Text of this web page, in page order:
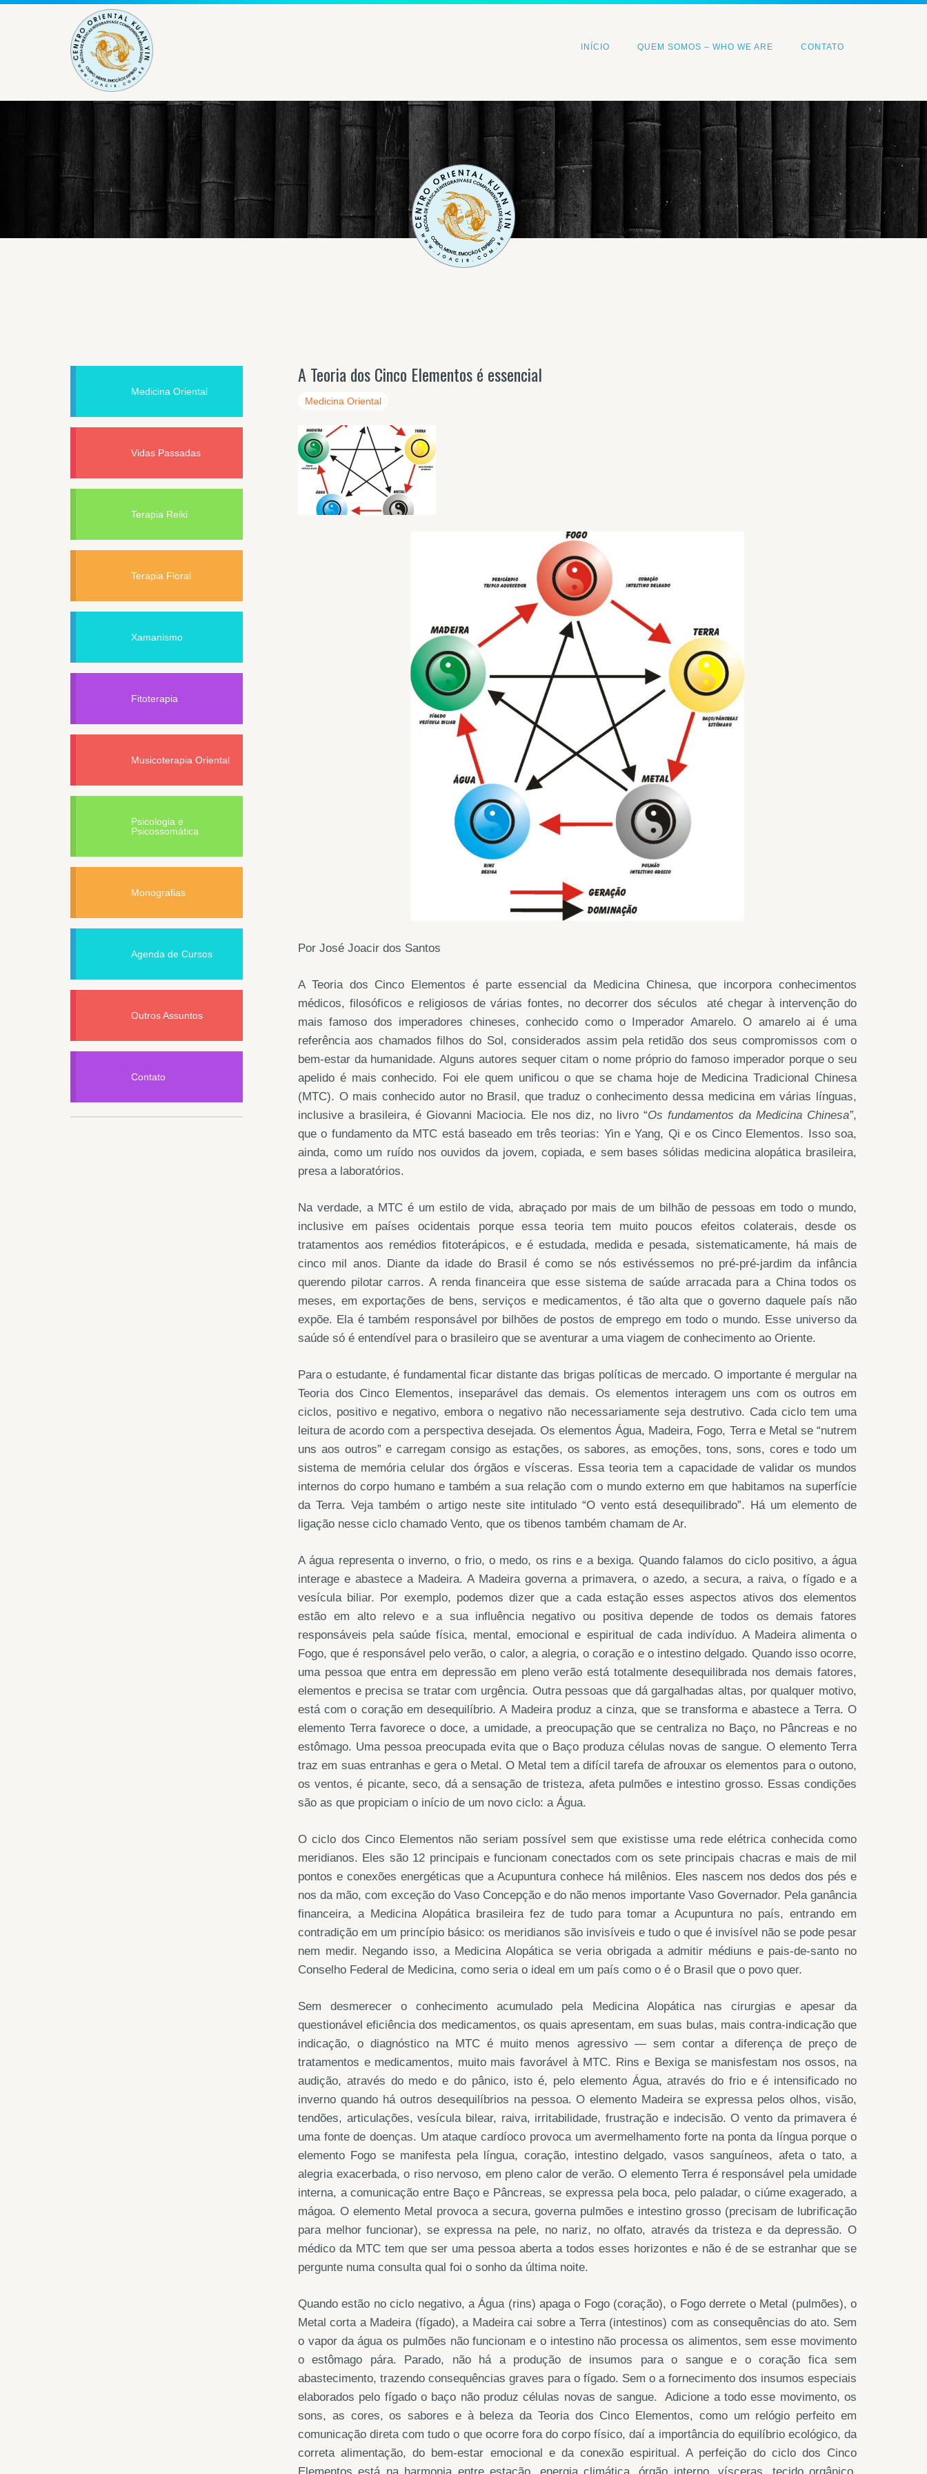
INÍCIO QUEM SOMOS – WHO WE ARE CONTATO
<
A Teoria dos Cinco Elementos é essencial
Medicina Oriental
Por José Joacir dos Santos
A Teoria dos Cinco Elementos é parte essencial da Medicina Chinesa, que incorpora conhecimentos
médicos, filosóficos e religiosos de várias fontes, no decorrer dos séculos até chegar à intervenção do
mais famoso dos imperadores chineses, conhecido como o Imperador Amarelo. O amarelo ai é uma
referência aos chamados filhos do Sol, considerados assim pela retidão dos seus compromissos com o
bem-estar da humanidade. Alguns autores sequer citam o nome próprio do famoso imperador porque o seu
apelido é mais conhecido. Foi ele quem unificou o que se chama hoje de Medicina Tradicional Chinesa
(MTC). O mais conhecido autor no Brasil, que traduz o conhecimento dessa medicina em várias línguas,
inclusive a brasileira, é Giovanni Maciocia. Ele nos diz, no livro “Os fundamentos da Medicina Chinesa”,
que o fundamento da MTC está baseado em três teorias: Yin e Yang, Qi e os Cinco Elementos. Isso soa,
ainda, como um ruído nos ouvidos da jovem, copiada, e sem bases sólidas medicina alopática brasileira,
presa a laboratórios.
Na verdade, a MTC é um estilo de vida, abraçado por mais de um bilhão de pessoas em todo o mundo,
inclusive em países ocidentais porque essa teoria tem muito poucos efeitos colaterais, desde os
tratamentos aos remédios fitoterápicos, e é estudada, medida e pesada, sistematicamente, há mais de
cinco mil anos. Diante da idade do Brasil é como se nós estivéssemos no pré-pré-jardim da infância
querendo pilotar carros. A renda financeira que esse sistema de saúde arracada para a China todos os
meses, em exportações de bens, serviços e medicamentos, é tão alta que o governo daquele país não
expõe. Ela é também responsável por bilhões de postos de emprego em todo o mundo. Esse universo da
saúde só é entendível para o brasileiro que se aventurar a uma viagem de conhecimento ao Oriente.
Para o estudante, é fundamental ficar distante das brigas políticas de mercado. O importante é mergular na
Teoria dos Cinco Elementos, inseparável das demais. Os elementos interagem uns com os outros em
ciclos, positivo e negativo, embora o negativo não necessariamente seja destrutivo. Cada ciclo tem uma
leitura de acordo com a perspectiva desejada. Os elementos Água, Madeira, Fogo, Terra e Metal se “nutrem
uns aos outros” e carregam consigo as estações, os sabores, as emoções, tons, sons, cores e todo um
sistema de memória celular dos órgãos e vísceras. Essa teoria tem a capacidade de validar os mundos
internos do corpo humano e também a sua relação com o mundo externo em que habitamos na superfície
da Terra. Veja também o artigo neste site intitulado “O vento está desequilibrado”. Há um elemento de
ligação nesse ciclo chamado Vento, que os tibenos também chamam de Ar.
A água representa o inverno, o frio, o medo, os rins e a bexiga. Quando falamos do ciclo positivo, a água
interage e abastece a Madeira. A Madeira governa a primavera, o azedo, a secura, a raiva, o fígado e a
vesícula biliar. Por exemplo, podemos dizer que a cada estação esses aspectos ativos dos elementos
estão em alto relevo e a sua influência negativo ou positiva depende de todos os demais fatores
responsáveis pela saúde física, mental, emocional e espiritual de cada indivíduo. A Madeira alimenta o
Fogo, que é responsável pelo verão, o calor, a alegria, o coração e o intestino delgado. Quando isso ocorre,
uma pessoa que entra em depressão em pleno verão está totalmente desequilibrada nos demais fatores,
elementos e precisa se tratar com urgência. Outra pessoas que dá gargalhadas altas, por qualquer motivo,
está com o coração em desequilíbrio. A Madeira produz a cinza, que se transforma e abastece a Terra. O
elemento Terra favorece o doce, a umidade, a preocupação que se centraliza no Baço, no Pâncreas e no
estômago. Uma pessoa preocupada evita que o Baço produza células novas de sangue. O elemento Terra
traz em suas entranhas e gera o Metal. O Metal tem a difícil tarefa de afrouxar os elementos para o outono,
os ventos, é picante, seco, dá a sensação de tristeza, afeta pulmões e intestino grosso. Essas condições
são as que propiciam o início de um novo ciclo: a Água.
O ciclo dos Cinco Elementos não seriam possível sem que existisse uma rede elétrica conhecida como
meridianos. Eles são 12 principais e funcionam conectados com os sete principais chacras e mais de mil
pontos e conexões energéticas que a Acupuntura conhece há milênios. Eles nascem nos dedos dos pés e
nos da mão, com exceção do Vaso Concepção e do não menos importante Vaso Governador. Pela ganância
financeira, a Medicina Alopática brasileira fez de tudo para tomar a Acupuntura no país, entrando em
contradição em um princípio básico: os meridianos são invisíveis e tudo o que é invisível não se pode pesar
nem medir. Negando isso, a Medicina Alopática se veria obrigada a admitir médiuns e pais-de-santo no
Conselho Federal de Medicina, como seria o ideal em um país como o é o Brasil que o povo quer.
Sem desmerecer o conhecimento acumulado pela Medicina Alopática nas cirurgias e apesar da
questionável eficiência dos medicamentos, os quais apresentam, em suas bulas, mais contra-indicação que
indicação, o diagnóstico na MTC é muito menos agressivo — sem contar a diferença de preço de
tratamentos e medicamentos, muito mais favorável à MTC. Rins e Bexiga se manisfestam nos ossos, na
audição, através do medo e do pânico, isto é, pelo elemento Água, através do frio e é intensificado no
inverno quando há outros desequilíbrios na pessoa. O elemento Madeira se expressa pelos olhos, visão,
tendões, articulações, vesícula bilear, raiva, irritabilidade, frustração e indecisão. O vento da primavera é
uma fonte de doenças. Um ataque cardíoco provoca um avermelhamento forte na ponta da língua porque o
elemento Fogo se manifesta pela língua, coração, intestino delgado, vasos sanguíneos, afeta o tato, a
alegria exacerbada, o riso nervoso, em pleno calor de verão. O elemento Terra é responsável pela umidade
interna, a comunicação entre Baço e Pâncreas, se expressa pela boca, pelo paladar, o ciúme exagerado, a
mágoa. O elemento Metal provoca a secura, governa pulmões e intestino grosso (precisam de lubrificação
para melhor funcionar), se expressa na pele, no nariz, no olfato, através da tristeza e da depressão. O
médico da MTC tem que ser uma pessoa aberta a todos esses horizontes e não é de se estranhar que se
pergunte numa consulta qual foi o sonho da última noite.
Quando estão no ciclo negativo, a Água (rins) apaga o Fogo (coração), o Fogo derrete o Metal (pulmões), o
Metal corta a Madeira (fígado), a Madeira cai sobre a Terra (intestinos) com as consequências do ato. Sem
o vapor da água os pulmões não funcionam e o intestino não processa os alimentos, sem esse movimento
o estômago pára. Parado, não há a produção de insumos para o sangue e o coração fica sem
abastecimento, trazendo consequências graves para o fígado. Sem o a fornecimento dos insumos especiais
elaborados pelo fígado o baço não produz células novas de sangue. Adicione a todo esse movimento, os
sons, as cores, os sabores e à beleza da Teoria dos Cinco Elementos, como um relógio perfeito em
comunicação direta com tudo o que ocorre fora do corpo físico, daí a importância do equilíbrio ecológico, da
correta alimentação, do bem-estar emocional e da conexão espiritual. A perfeição do ciclo dos Cinco
Medicina Oriental
Vidas Passadas
Terapia Reiki
Terapia Floral
Xamanismo
Fitoterapia
Musicoterapia Oriental
Psicologia e
Psicossomática
Monografias
Agenda de Cursos
Outros Assuntos
Contato